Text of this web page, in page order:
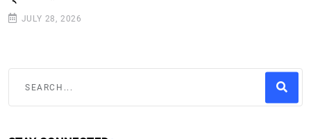
JULY 28, 2026